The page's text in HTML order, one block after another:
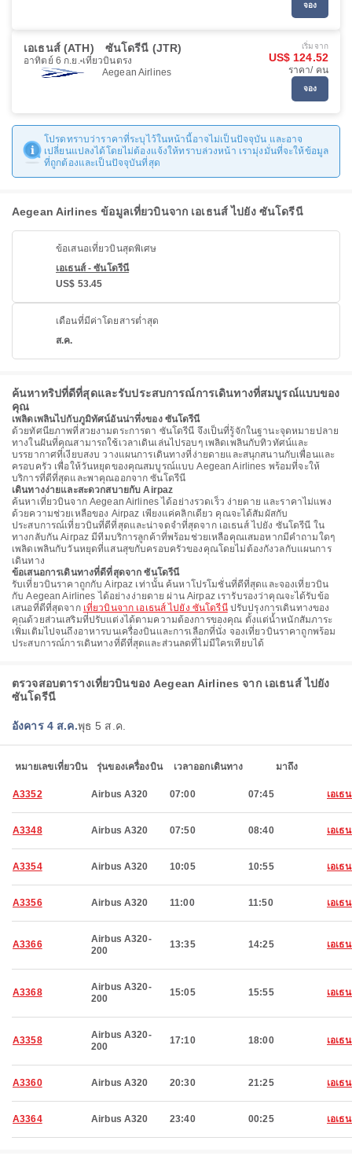
จอง
เอเธนส์ (ATH) ซันโดรีนี (JTR)
อาทิตย์ 6 ก.ย. เที่ยวบินตรง
Aegean Airlines
เริ่มจาก
US$ 124.52
ราคา/ คน
จอง
โปรดทราบว่าราคาที่ระบุไว้ในหน้านี้อาจไม่เป็นปัจจุบัน และอาจ
เปลี่ยนแปลงได้โดยไม่ต้องแจ้งให้ทราบล่วงหน้า เรามุ่งมั่นที่จะให้ข้อมูล
ที่ถูกต้องและเป็นปัจจุบันที่สุด
Aegean Airlines ข้อมูลเที่ยวบินจาก เอเธนส์ ไปยัง ซันโดรีนี
ข้อเสนอเที่ยวบินสุดพิเศษ
เอเธนส์ - ซันโดรีนี
US$ 53.45
เดือนที่มีค่าโดยสารต่ำสุด
ส.ค.
ค้นหาทริปที่ดีที่สุดและรับประสบการณ์การเดินทางที่สมบูรณ์แบบของ
คุณ
เพลิดเพลินไปกับภูมิทัศน์อันน่าทึ่งของ ซันโดรีนี
ด้วยทัศนียภาพที่สวยงามตระการตา ซันโดรีนี จึงเป็นที่รู้จักในฐานะจุดหมายปลาย
ทางในฝันที่คุณสามารถใช้เวลาเดินเล่นไปรอบๆ เพลิดเพลินกับทิวทัศน์และ
บรรยากาศที่เงียบสงบ วางแผนการเดินทางที่ง่ายดายและสนุกสนานกับเพื่อนและ
ครอบครัว เพื่อให้วันหยุดของคุณสมบูรณ์แบบ Aegean Airlines พร้อมที่จะให้
บริการที่ดีที่สุดและพาคุณออกจาก ซันโดรีนี
เดินทางง่ายและสะดวกสบายกับ Airpaz
ค้นหาเที่ยวบินจาก Aegean Airlines ได้อย่างรวดเร็ว ง่ายดาย และราคาไม่แพง
ด้วยความช่วยเหลือของ Airpaz เพียงแค่คลิกเดียว คุณจะได้สัมผัสกับ
ประสบการณ์เที่ยวบินที่ดีที่สุดและน่าจดจำที่สุดจาก เอเธนส์ ไปยัง ซันโดรีนี ใน
ทางกลับกัน Airpaz มีทีมบริการลูกค้าที่พร้อมช่วยเหลือคุณเสมอหากมีคำถามใดๆ
เพลิดเพลินกับวันหยุดที่แสนสุขกับครอบครัวของคุณโดยไม่ต้องกังวลกับแผนการ
เดินทาง
ข้อเสนอการเดินทางที่ดีที่สุดจาก ซันโดรีนี
รับเที่ยวบินราคาถูกกับ Airpaz เท่านั้น ค้นหาโปรโมชั่นที่ดีที่สุดและจองเที่ยวบิน
กับ Aegean Airlines ได้อย่างง่ายดาย ผ่าน Airpaz เรารับรองว่าคุณจะได้รับข้อ
เสนอที่ดีที่สุดจาก เที่ยวบินจาก เอเธนส์ ไปยัง ซันโดรีนีปรับปรุงการเดินทางของ
คุณด้วยส่วนเสริมที่ปรับแต่งได้ตามความต้องการของคุณ ตั้งแต่น้ำหนักสัมภาระ
เพิ่มเติมไปจนถึงอาหารบนเครื่องบินและการเลือกที่นั่ง จองเที่ยวบินราคาถูกพร้อม
ประสบการณ์การเดินทางที่ดีที่สุดและส่วนลดที่ไม่มีใครเทียบได้
ตรวจสอบตารางเที่ยวบินของ Aegean Airlines จาก เอเธนส์ ไปยัง
ซันโดรีนี
อังคาร 4 ส.ค.พุธ 5 ส.ค.
หมายเลขเที่ยวบิน รุ่นของเครื่องบิน เวลาออกเดินทาง มาถึง
A3352 Airbus A320 07:00 07:45 เอเธ
A3348 Airbus A320 07:50 08:40 เอเธ
A3354 Airbus A320 10:05 10:55 เอเธ
A3356 Airbus A320 11:00 11:50 เอเธ
A3366
Airbus A320-
200
13:35 14:25 เอเธ
A3368
Airbus A320-
200
15:05 15:55 เอเธ
A3358
Airbus A320-
200
17:10 18:00 เอเธ
A3360 Airbus A320 20:30 21:25 เอเธ
A3364 Airbus A320 23:40 00:25 เอเธ